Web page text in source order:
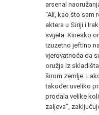
arsenal
“Ali, kao što sam
aktera u Siriji i
svijeta. Kinesko
izuzetno jeftino
vjerovatnoća da
oružja iz
širom zemlje.
također uveliko
prodala velike
zaljeva”,